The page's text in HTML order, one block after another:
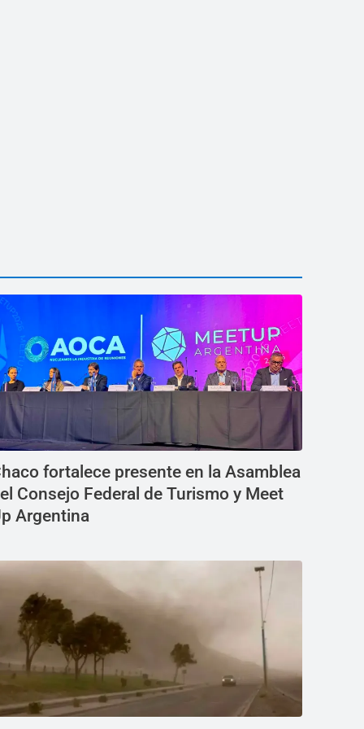
fortalece presente en la Asamblea
Consejo Federal de Turismo y Meet
Argentina